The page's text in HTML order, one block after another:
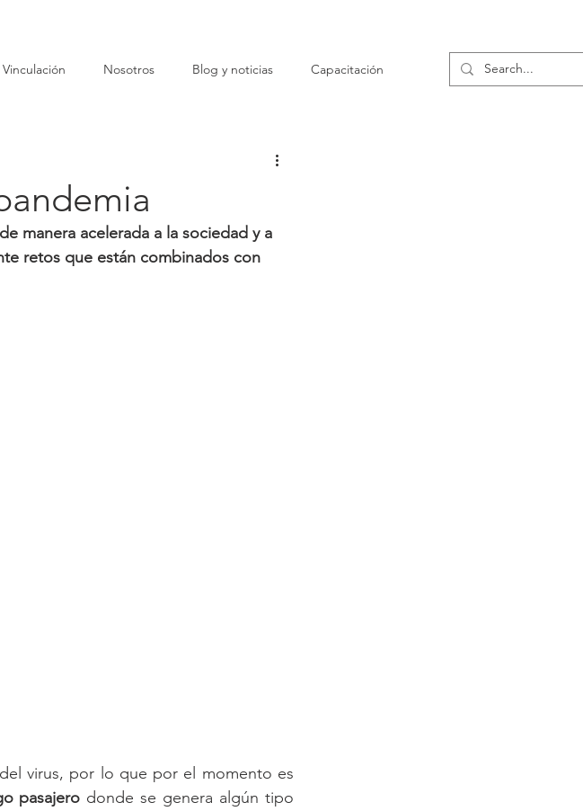
Vinculación Nosotros Blog y noticias Capacitación
manera acelerada a la sociedad y a
retos que están combinados con
virus, por lo que por el momento es
pasajero donde se genera algún tipo